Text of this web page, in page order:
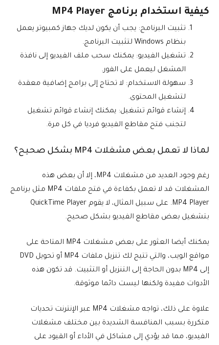
كيفية استخدام برنامج MP4 Player
تثبيت البرنامج: يجب أن يكون لديك جهاز كمبيوتر يعمل
بنظام Windows لتثبيت البرنامج.
تشغيل الفيديو: يمكنك سحب ملف الفيديو إلى نافذة
المشغل ليعمل على الفور.
سهولة الاستخدام: لا تحتاج إلى برامج إضافية معقدة
لتشغيل المحتوى.
إنشاء قوائم تشغيل: يمكنك إنشاء قوائم تشغيل
لتجنب فتح مقاطع الفيديو فرديا في كل مرة.
لماذا لا تعمل بعض مشغلات MP4 بشكل صحيح؟
رغم وجود العديد من مشغلات MP4، إلا أن بعض هذه
المشغلات قد لا تعمل بكفاءة في فتح ملفات MP4 مثل برنامج
MP4 Player. على سبيل المثال، لا يقوم QuickTime Player
بتشغيل بعض مقاطع الفيديو بشكل صحيح.
يمكنك أيضا العثور على بعض مشغلات MP4 المتاحة على
مواقع الويب، والتي تتيح لك تنزيل ملفات MP4 أو تحويل DVD
إلى MP4 بدون الحاجة إلى التنزيل أو التثبيت. قد تكون هذه
الأدوات مفيدة ولكنها ليست دائما موثوقة.
علاوة على ذلك، تواجه مشغلات MP4 عبر الإنترنت تحديات
متكررة بسبب المنافسة الشديدة بين مختلف مشغلات
الفيديو، مما قد يؤدي إلى مشاكل في الأداء أو القيود على